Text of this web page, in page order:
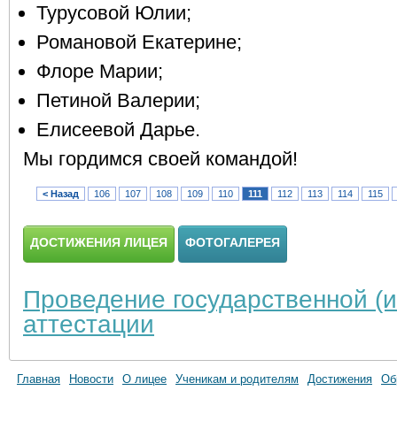
Турусовой Юлии;
Романовой Екатерине;
Флоре Марии;
Петиной Валерии;
Елисеевой Дарье.
Мы гордимся своей командой!
< Назад 106 107 108 109 110 111 112 113 114 115
ДОСТИЖЕНИЯ ЛИЦЕЯ ФОТОГАЛЕРЕЯ
Проведение государственной
аттестации
Главная Новости О лицее Ученикам и родителям Достижения